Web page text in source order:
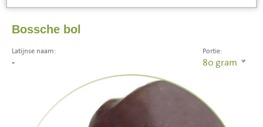
Bossche bol
Portie:
80 gram
Latijnse naam:
-